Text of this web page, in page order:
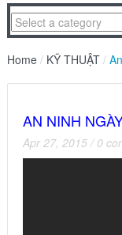
Home / KỸ THUẬT /
AN NINH
Apr 27, 2015 / 0